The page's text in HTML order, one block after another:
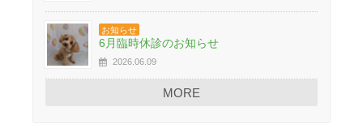
お知らせ
6月臨時休診のお知らせ
2026.06.09
MORE